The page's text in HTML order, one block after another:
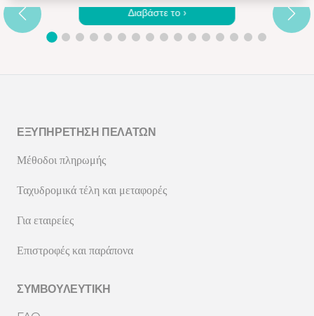
Διαβάστε το ›
ΕΞΥΠΗΡΈΤΗΣΗ ΠΕΛΑΤΏΝ
Μέθοδοι πληρωμής
Ταχυδρομικά τέλη και μεταφορές
Για εταιρείες
Επιστροφές και παράπονα
ΣΥΜΒΟΥΛΕΥΤΙΚΉ